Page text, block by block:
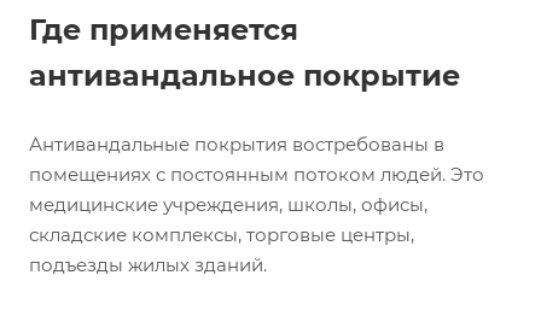
Где применяется
антивандальное покрытие
Антивандальные покрытия востребованы в
помещениях с постоянным потоком людей. Это
медицинские учреждения, школы, офисы,
складские комплексы, торговые центры,
подъезды жилых зданий.